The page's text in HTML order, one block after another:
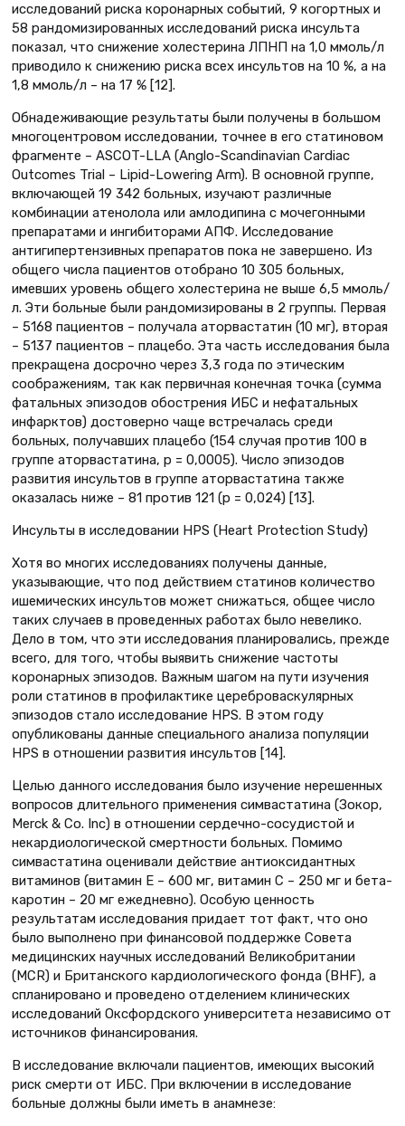
исследований риска коронарных событий, 9 когортных и
58 рандомизированных исследований риска инсульта
показал, что снижение холестерина ЛПНП на 1,0 ммоль/л
приводило к снижению риска всех инсультов на 10 %, а на
1,8 ммоль/л – на 17 % [12].
Обнадеживающие результаты были получены в большом
многоцентровом исследовании, точнее в его статиновом
фрагменте – ASCOT-LLA (Anglo-Scandinavian Cardiac
Outcomes Trial – Lipid-Lowering Arm). В основной группе,
включающей 19 342 больных, изучают различные
комбинации атенолола или амлодипина с мочегонными
препаратами и ингибиторами АПФ. Исследование
антигипертензивных препаратов пока не завершено. Из
общего числа пациентов отобрано 10 305 больных,
имевших уровень общего холестерина не выше 6,5 ммоль/
л. Эти больные были рандомизированы в 2 группы. Первая
– 5168 пациентов – получала аторвастатин (10 мг), вторая
– 5137 пациентов – плацебо. Эта часть исследования была
прекращена досрочно через 3,3 года по этическим
соображениям, так как первичная конечная точка (сумма
фатальных эпизодов обострения ИБС и нефатальных
инфарктов) достоверно чаще встречалась среди
больных, получавших плацебо (154 случая против 100 в
группе аторвастатина, р = 0,0005). Число эпизодов
развития инсультов в группе аторвастатина также
оказалась ниже – 81 против 121 (р = 0,024) [13].
Инсульты в исследовании HPS (Heart Protection Study)
Хотя во многих исследованиях получены данные,
указывающие, что под действием статинов количество
ишемических инсультов может снижаться, общее число
таких случаев в проведенных работах было невелико.
Дело в том, что эти исследования планировались, прежде
всего, для того, чтобы выявить снижение частоты
коронарных эпизодов. Важным шагом на пути изучения
роли статинов в профилактике цереброваскулярных
эпизодов стало исследование HPS. В этом году
опубликованы данные специального анализа популяции
HPS в отношении развития инсультов [14].
Целью данного исследования было изучение нерешенных
вопросов длительного применения симвастатина (Зокор,
Merck & Co. Inc) в отношении сердечно-сосудистой и
некардиологической смертности больных. Помимо
симвастатина оценивали действие антиоксидантных
витаминов (витамин Е – 600 мг, витамин С – 250 мг и бета-
каротин – 20 мг ежедневно). Особую ценность
результатам исследования придает тот факт, что оно
было выполнено при финансовой поддержке Совета
медицинских научных исследований Великобритании
(MCR) и Британского кардиологического фонда (BHF), а
спланировано и проведено отделением клинических
исследований Оксфордского университета независимо от
источников финансирования.
В исследование включали пациентов, имеющих высокий
риск смерти от ИБС. При включении в исследование
больные должны были иметь в анамнезе: